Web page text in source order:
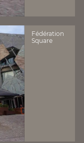
Fédération
Square